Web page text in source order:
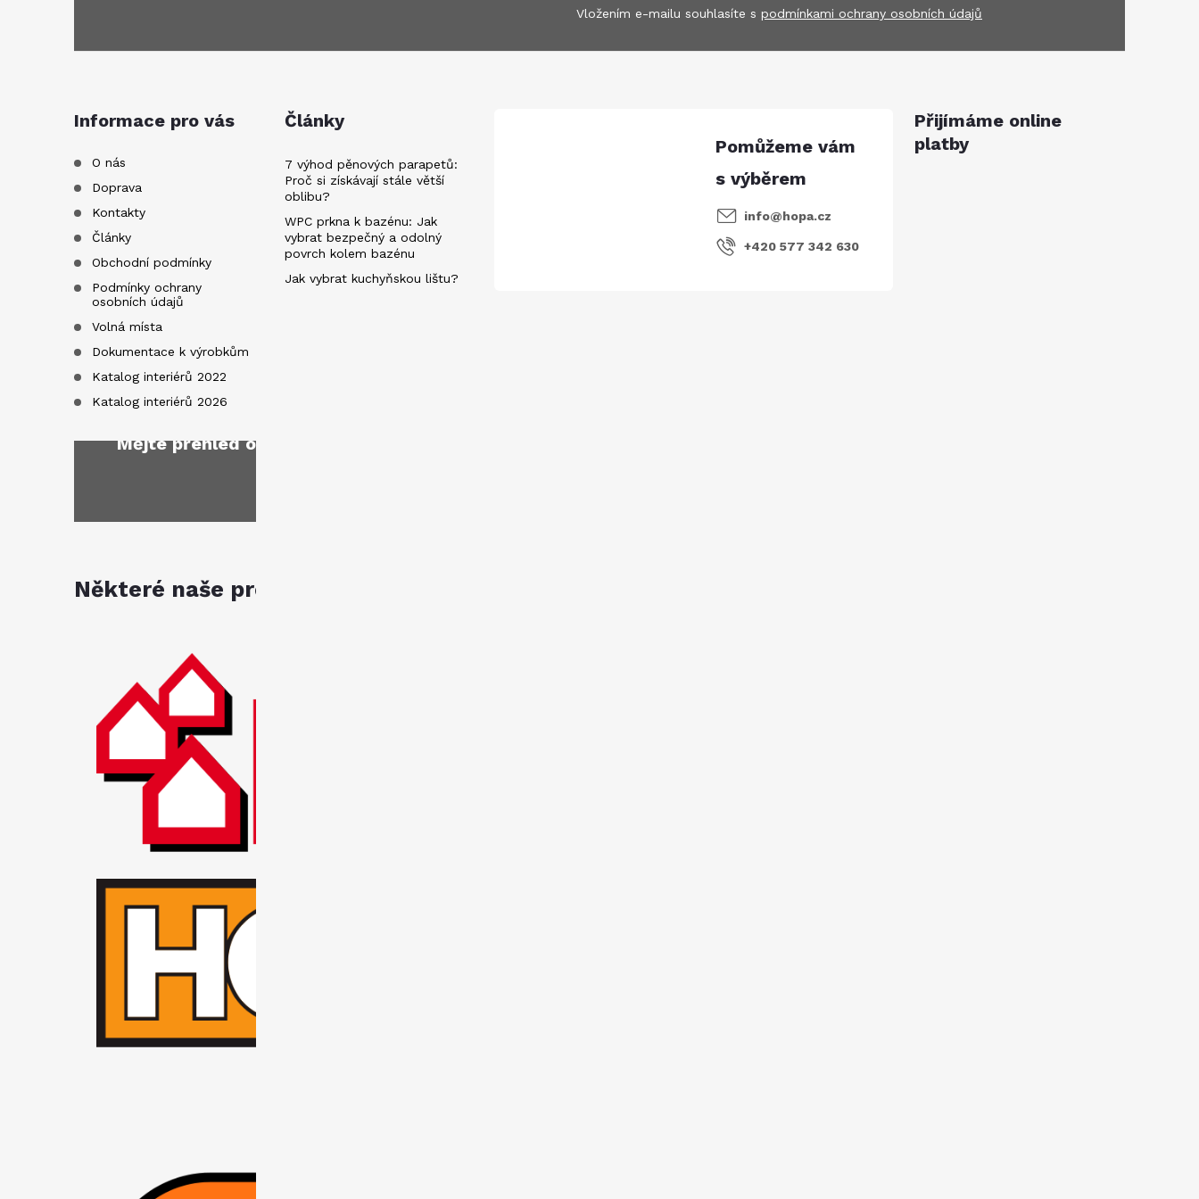
Vložením e-mailu souhlasíte s podmínkami ochrany osobních údajů
Informace pro vás
O nás
Doprava
Kontakty
Články
Obchodní podmínky
Podmínky ochrany
osobních údajů
Volná místa
Dokumentace k výrobkům
Katalog interiérů 2022
Katalog interiérů 2026
Články
7 výhod pěnových parapetů:
Proč si získávají stále větší
oblibu?
WPC prkna k bazénu: Jak
vybrat bezpečný a odolný
povrch kolem bazénu
Jak vybrat kuchyňskou lištu?
info@hopa.cz
+420 577 342 630
Přijímáme online
platby
Mějte přehled o novinkách
Některé naše produkty jsou k dostání na těchto prodejnách: